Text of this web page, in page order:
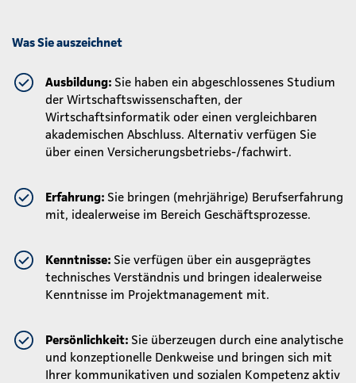
Was Sie auszeichnet
Ausbildung: Sie haben ein abgeschlossenes Studium
der Wirtschaftswissenschaften, der
Wirtschaftsinformatik oder einen vergleichbaren
akademischen Abschluss. Alternativ verfügen Sie
über einen Versicherungsbetriebs-/fachwirt.
Erfahrung: Sie bringen (mehrjährige) Berufserfahrung
mit, idealerweise im Bereich Geschäftsprozesse.
Kenntnisse: Sie verfügen über ein ausgeprägtes
technisches Verständnis und bringen idealerweise
Kenntnisse im Projektmanagement mit.
Persönlichkeit: Sie überzeugen durch eine analytische
und konzeptionelle Denkweise und bringen sich mit
Ihrer kommunikativen und sozialen Kompetenz aktiv